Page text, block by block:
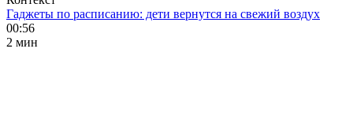
Гаджеты по расписанию: дети вернутся на свежий воздух
00:56
2 мин